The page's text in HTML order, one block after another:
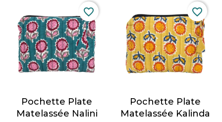
Pochette Plate
Matelassée Nalini
favorite_border
Pochette Plate
Matelassée Kalinda
favorite_border